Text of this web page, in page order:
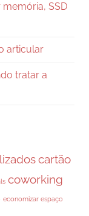
SSD
articular
tratar a
cartão
coworking
economizar espaço